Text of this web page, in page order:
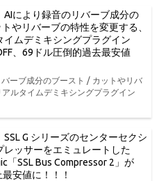
AIにより録音のリバーブ成分の
やリバーブの特性を変更する、
イムデミキシングプラグイン
、69ドル圧倒的過去最安値
バーブ成分のブースト / カットやリバ
ルタイムデミキシングプラグイン
SSL G シリーズのセンターセクシ
レッサーをエミュレートした
「SSL Bus Compressor 2」が
安値に！！！